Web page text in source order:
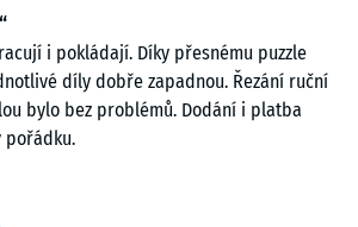
i pokládají. Díky přesnému puzzle
díly dobře zapadnou. Řezání ruční
bylo bez problémů. Dodání i platba
pořádku.